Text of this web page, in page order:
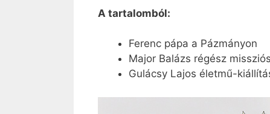
A tartalomból:
Ferenc pápa a Pázmányon
Major Balázs régész
Gulácsy Lajos életmű-